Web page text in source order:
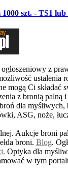
szt. - TS1 lub
z
ustalenia
mogą Ci składać
z bronią palną
dla myśliwych,
ASG, noże,
Aukcje broni
broni. Blog.
Optyka dla
w tym